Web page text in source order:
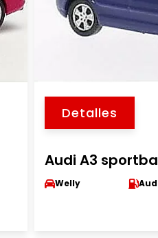
Detalles
Audi A3
Welly